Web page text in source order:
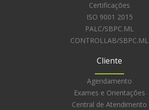
Certificações
ISO 9001 2015
PALC/SBPC.ML
CONTROLLAB/SBPC.ML
Cliente
Agendamento
Exames e Orientações
Central de Atendimento